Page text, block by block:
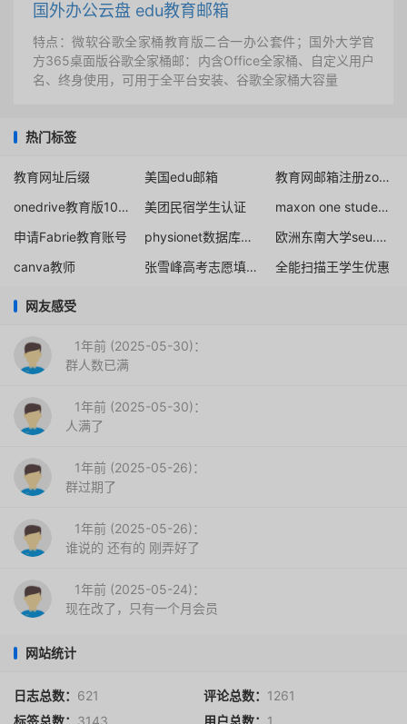
国外办公云盘 edu教育邮箱
特点：微软谷歌全家桶教育版二合一办公套件；国外大学官
方365桌面版谷歌全家桶邮：内含Office全家桶、自定义用户
名、终身使用，可用于全平台安装、谷歌全家桶大容量
热门标签
教育网址后缀 美国edu邮箱
教育网邮箱注册zoom
onedrive教育版100g扩容方法
美团民宿学生认证
maxon one student license
申请Fabrie教育账号
physionet数据库注册方法
欧洲东南大学seu.edu.mk
canva教师
张雪峰高考志愿填报指南2021免费百度云盘 全能扫描王学生优惠
网友感受
1年前 (2025-05-30)：
群人数已满
1年前 (2025-05-30)：
人满了
1年前 (2025-05-26)：
群过期了
1年前 (2025-05-26)：
谁说的 还有的 刚弄好了
1年前 (2025-05-24)：
现在改了，只有一个月会员
网站统计
日志总数： 621 评论总数： 1261
标签总数： 3143 用户总数： 1